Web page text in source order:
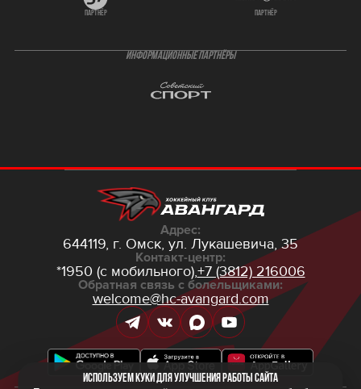
партнёр партнёр
ИНФОРМАЦИОННЫЕ ПАРТНЁРЫ
Адрес:
644119, г. Омск, ул. Лукашевича, 35
Контакт-центр:
*1950 (с мобильного),+7 (3812) 216006
Обратная связь с болельщиками:
welcome@hc-avangard.com
Используем куки для улучшения работы сайта